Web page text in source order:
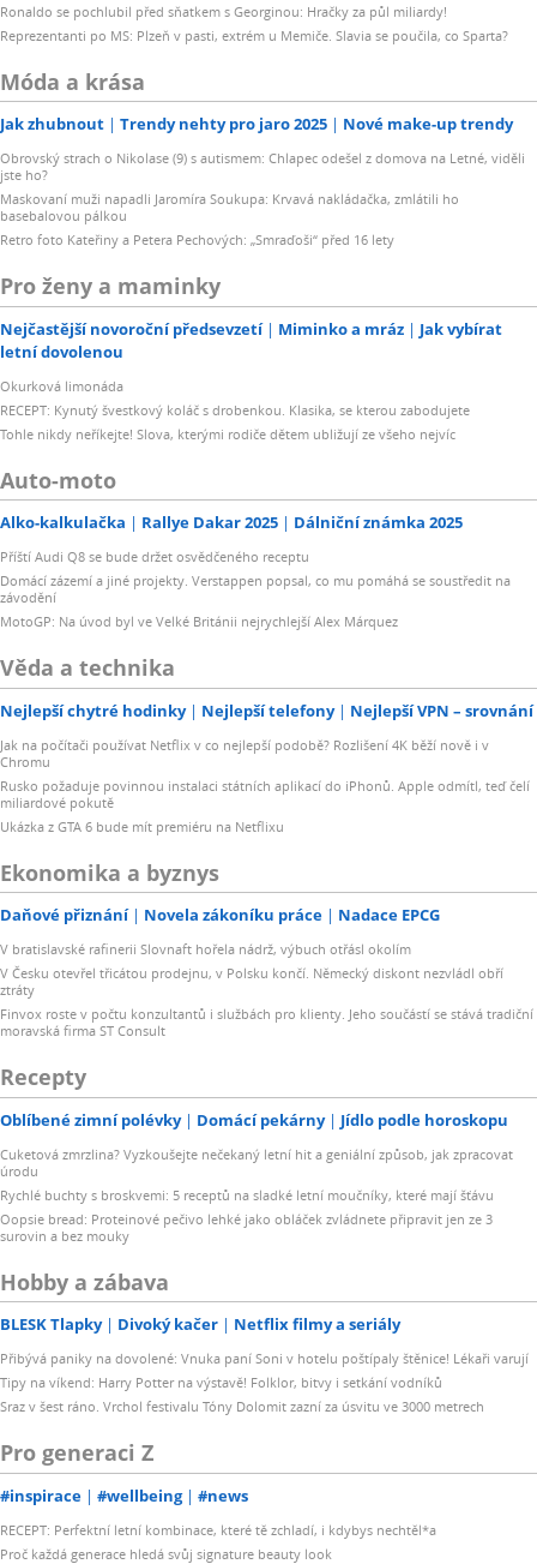
Ronaldo se pochlubil před sňatkem s Georginou: Hračky za půl miliardy!
Reprezentanti po MS: Plzeň v pasti, extrém u Memiče. Slavia se poučila, co Sparta?
Móda a krása
Jak zhubnout Trendy nehty pro jaro 2025 Nové make-up trendy
Obrovský strach o Nikolase (9) s autismem: Chlapec odešel z domova na Letné, viděli
jste ho?
Maskovaní muži napadli Jaromíra Soukupa: Krvavá nakládačka, zmlátili ho
basebalovou pálkou
Retro foto Kateřiny a Petera Pechových: „Smraďoši“ před 16 lety
Pro ženy a maminky
Nejčastější novoroční předsevzetí Miminko a mráz
Jak vybírat
letní dovolenou
Okurková limonáda
RECEPT: Kynutý švestkový koláč s drobenkou. Klasika, se kterou zabodujete
Tohle nikdy neříkejte! Slova, kterými rodiče dětem ubližují ze všeho nejvíc
Auto-moto
Alko-kalkulačka Rallye Dakar 2025 Dálniční známka 2025
Příští Audi Q8 se bude držet osvědčeného receptu
Domácí zázemí a jiné projekty. Verstappen popsal, co mu pomáhá se soustředit na
závodění
MotoGP: Na úvod byl ve Velké Británii nejrychlejší Alex Márquez
Věda a technika
Nejlepší chytré hodinky Nejlepší telefony Nejlepší VPN – srovnání
Jak na počítači používat Netflix v co nejlepší podobě? Rozlišení 4K běží nově i v
Chromu
Rusko požaduje povinnou instalaci státních aplikací do iPhonů. Apple odmítl, teď čelí
miliardové pokutě
Ukázka z GTA 6 bude mít premiéru na Netflixu
Ekonomika a byznys
Daňové přiznání Novela zákoníku práce Nadace EPCG
V bratislavské rafinerii Slovnaft hořela nádrž, výbuch otřásl okolím
V Česku otevřel třicátou prodejnu, v Polsku končí. Německý diskont nezvládl obří
ztráty
Finvox roste v počtu konzultantů i službách pro klienty. Jeho součástí se stává tradiční
moravská firma ST Consult
Recepty
Oblíbené zimní polévky Domácí pekárny Jídlo podle horoskopu
Cuketová zmrzlina? Vyzkoušejte nečekaný letní hit a geniální způsob, jak zpracovat
úrodu
Rychlé buchty s broskvemi: 5 receptů na sladké letní moučníky, které mají šťávu
Oopsie bread: Proteinové pečivo lehké jako obláček zvládnete připravit jen ze 3
surovin a bez mouky
Hobby a zábava
BLESK Tlapky Divoký kačer Netflix filmy a seriály
Přibývá paniky na dovolené: Vnuka paní Soni v hotelu poštípaly štěnice! Lékaři varují
Tipy na víkend: Harry Potter na výstavě! Folklor, bitvy i setkání vodníků
Sraz v šest ráno. Vrchol festivalu Tóny Dolomit zazní za úsvitu ve 3000 metrech
Pro generaci Z
#inspirace #wellbeing #news
RECEPT: Perfektní letní kombinace, které tě zchladí, i kdybys nechtěl*a
Proč každá generace hledá svůj signature beauty look